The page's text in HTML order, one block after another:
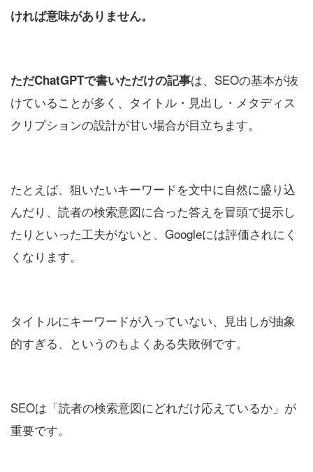
ければ意味がありません。
ただChatGPTで書いただけの記事は、SEOの基本が抜
けていることが多く、タイトル・見出し・メタディス
クリプションの設計が甘い場合が目立ちます。
たとえば、狙いたいキーワードを文中に自然に盛り込
んだり、読者の検索意図に合った答えを冒頭で提示し
たりといった工夫がないと、Googleには評価されにく
くなります。
タイトルにキーワードが入っていない、見出しが抽象
的すぎる、というのもよくある失敗例です。
SEOは「読者の検索意図にどれだけ応えているか」が
重要です。